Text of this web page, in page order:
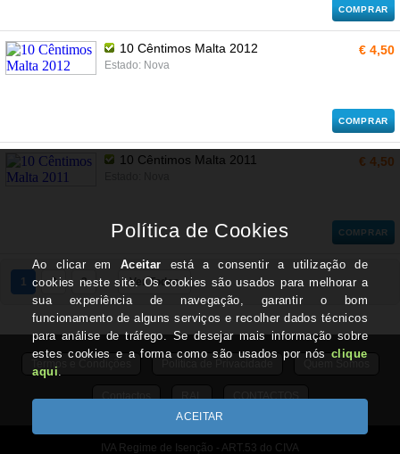
COMPRAR
10 Cêntimos Malta 2012
Estado: Nova
€ 4,50
COMPRAR
10 Cêntimos Malta 2011 € 4,50
COMPRAR
1 2 3 Ver Todos
Termos e Condições Quem Somos
Contactos RAL CONTACTOS
IVA Regime de Isenção - ART.53 do CIVA